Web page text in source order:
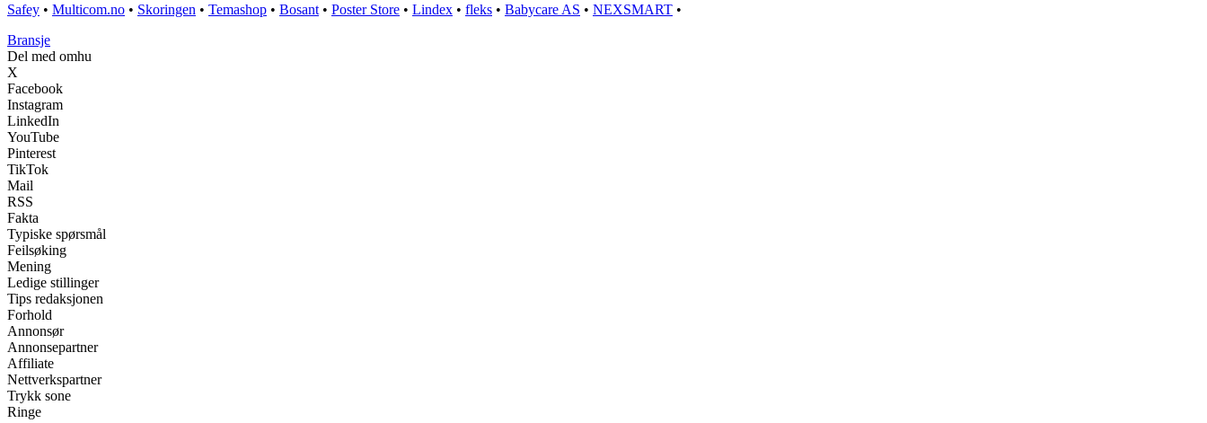
Safey • Multicom.no • Skoringen • Temashop • Bosant • Poster Store • Lindex • fleks • Babycare AS • NEXSMART •
Bransje
Del med omhu
X
Facebook
Instagram
LinkedIn
YouTube
Pinterest
TikTok
Mail
RSS
Fakta
Typiske spørsmål
Feilsøking
Mening
Ledige stillinger
Tips redaksjonen
Forhold
Annonsør
Annonsepartner
Affiliate
Nettverkspartner
Trykk sone
Ringe